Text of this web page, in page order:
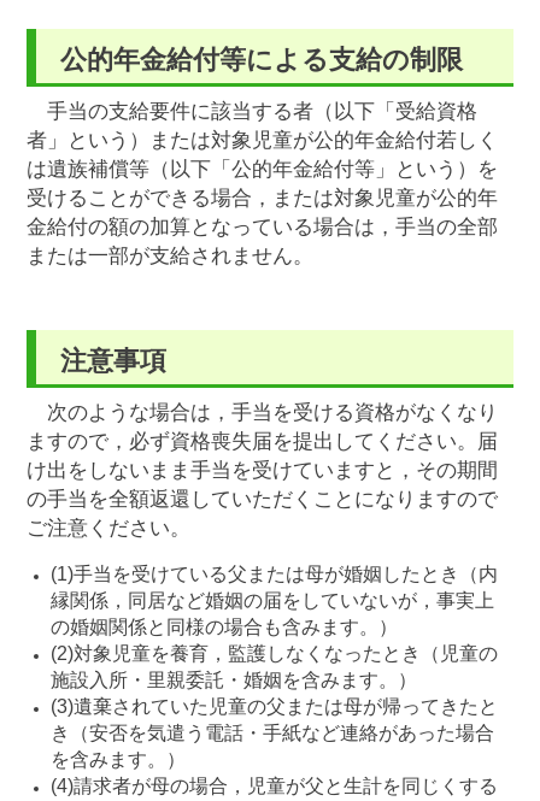
公的年金給付等による支給の制限
手当の支給要件に該当する者（以下「受給資格
者」という）または対象児童が公的年金給付若しく
は遺族補償等（以下「公的年金給付等」という）を
受けることができる場合，または対象児童が公的年
金給付の額の加算となっている場合は，手当の全部
または一部が支給されません。
注意事項
次のような場合は，手当を受ける資格がなくなり
ますので，必ず資格喪失届を提出してください。届
け出をしないまま手当を受けていますと，その期間
の手当を全額返還していただくことになりますので
ご注意ください。
(1)手当を受けている父または母が婚姻したとき（内
縁関係，同居など婚姻の届をしていないが，事実上
の婚姻関係と同様の場合も含みます。）
(2)対象児童を養育，監護しなくなったとき（児童の
施設入所・里親委託・婚姻を含みます。）
(3)遺棄されていた児童の父または母が帰ってきたと
き（安否を気遣う電話・手紙など連絡があった場合
を含みます。）
(4)請求者が母の場合，児童が父と生計を同じくする